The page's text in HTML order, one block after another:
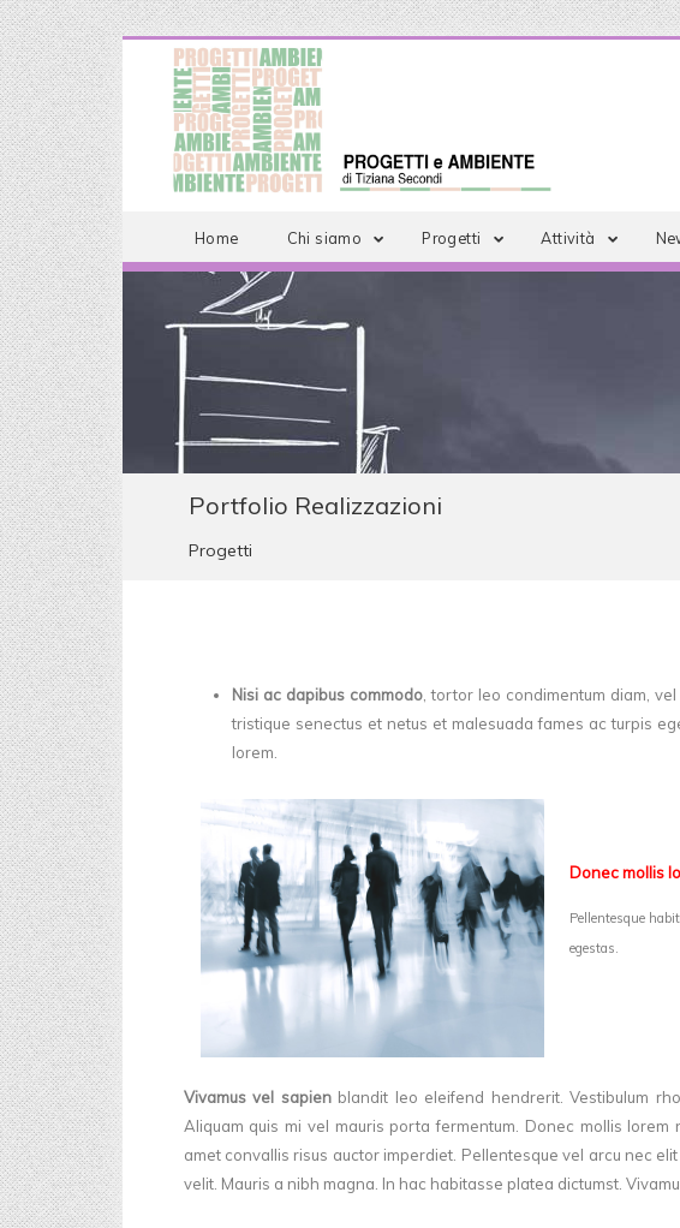
Home Chi siamo Progetti Attività
Portfolio Realizzazioni
Progetti
Nisi ac dapibus commodo, tortor leo condimentum diam,
tristique senectus et netus et malesuada fames ac turpis
lorem.
Donec mollis
Pellentesque
egestas.
Vivamus vel sapienblandit leo eleifend hendrerit. Vestibulum
Aliquam quis mi vel mauris porta fermentum. Donec mollis
amet convallis risus auctor imperdiet. Pellentesque vel arcu nec
velit. Mauris a nibh magna. In hac habitasse platea dictumst.